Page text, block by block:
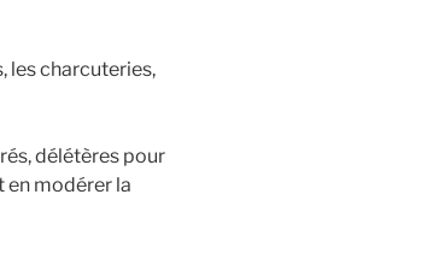
les charcuteries,
délétères pour
en modérer la